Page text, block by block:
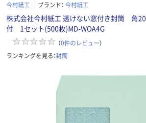
今村紙工 ブランド： 今村紙工
株式会社今村紙工 透けない窓付き封筒 角
付 1セット(500枚)MD-WOA4G
（0件のレビュー）
ランキングを見る：封筒